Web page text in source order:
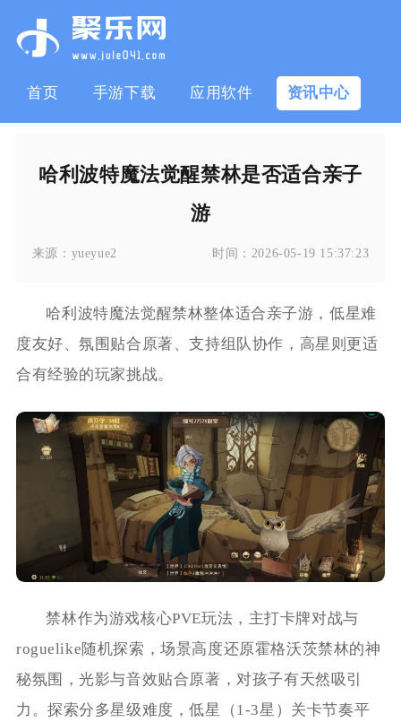
首页 手游下载 应用软件 资讯中心
哈利波特魔法觉醒禁林是否适合亲子
游
来源： yueyue2 时间： 2026-05-19 15:37:23
哈利波特魔法觉醒禁林整体适合亲子游，低星难
度友好、氛围贴合原著、支持组队协作，高星则更适
合有经验的玩家挑战。
禁林作为游戏核心PVE玩法，主打卡牌对战与
roguelike随机探索，场景高度还原霍格沃茨禁林的神
秘氛围，光影与音效贴合原著，对孩子有天然吸引
力。探索分多星级难度，低星（1-3星）关卡节奏平